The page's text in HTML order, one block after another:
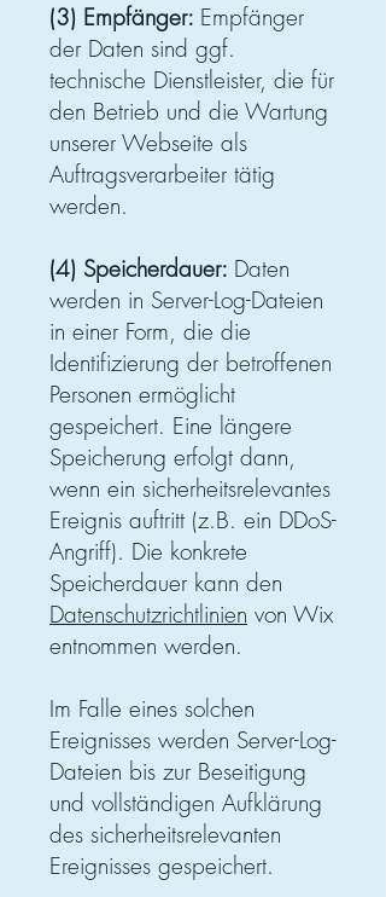
(3) Empfänger: Empfänger
der Daten sind ggf.
technische Dienstleister, die für
den Betrieb und die Wartung
unserer Webseite als
Auftragsverarbeiter tätig
werden.
(4) Speicherdauer: Daten
werden in Server-Log-Dateien
in einer Form, die die
Identifizierung der betroffenen
Personen ermöglicht
gespeichert. Eine längere
Speicherung erfolgt dann,
wenn ein sicherheitsrelevantes
Ereignis auftritt (z.B. ein DDoS-
Angriff). Die konkrete
Speicherdauer kann den
Datenschutzrichtlinien von Wix
entnommen werden.
Im Falle eines solchen
Ereignisses werden Server-Log-
Dateien bis zur Beseitigung
und vollständigen Aufklärung
des sicherheitsrelevanten
Ereignisses gespeichert.